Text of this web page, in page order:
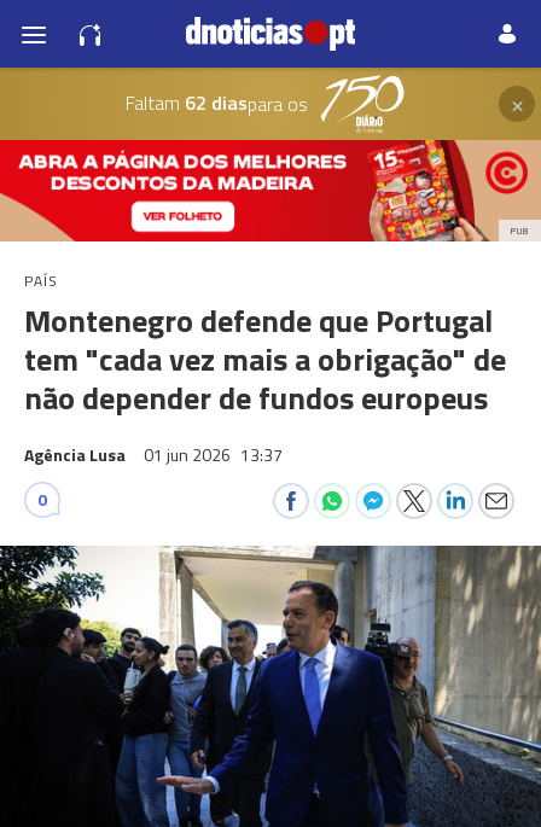
Faltam 62 diaspara os ×
PUB
PAÍS
Montenegro defende que Portugal
tem "cada vez mais a obrigação" de
não depender de fundos europeus
Agência Lusa 01 jun 2026 13:37
0